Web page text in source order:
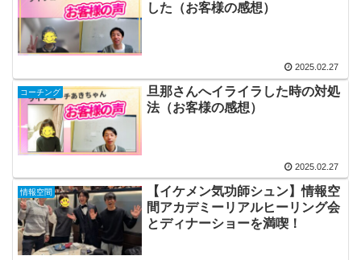
した（お客様の感想）
2025.02.27
コーチング
旦那さんへイライラした時の対処
法（お客様の感想）
2025.02.27
情報空間
【イケメン気功師シュン】情報空
間アカデミーリアルヒーリング会
とディナーショーを満喫！